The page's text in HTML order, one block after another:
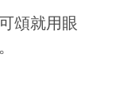
頌就用眼